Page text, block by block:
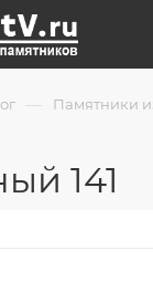
— Памятники
141